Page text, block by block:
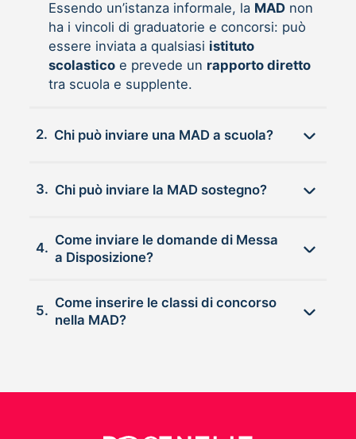
Essendo un’istanza informale, la MADnon
ha i vincoli di graduatorie e concorsi: può
essere inviata a qualsiasi istituto
scolasticoe prevede un rapporto diretto
tra scuola e supplente.
2. Chi può inviare una MAD a scuola?
3. Chi può inviare la MAD sostegno?
4.
Come inviare le domande di Messa
a Disposizione?
5.
Come inserire le classi di concorso
nella MAD?